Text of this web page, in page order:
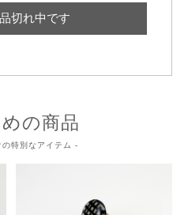
切れ中です
の商品
特別なアイテム -